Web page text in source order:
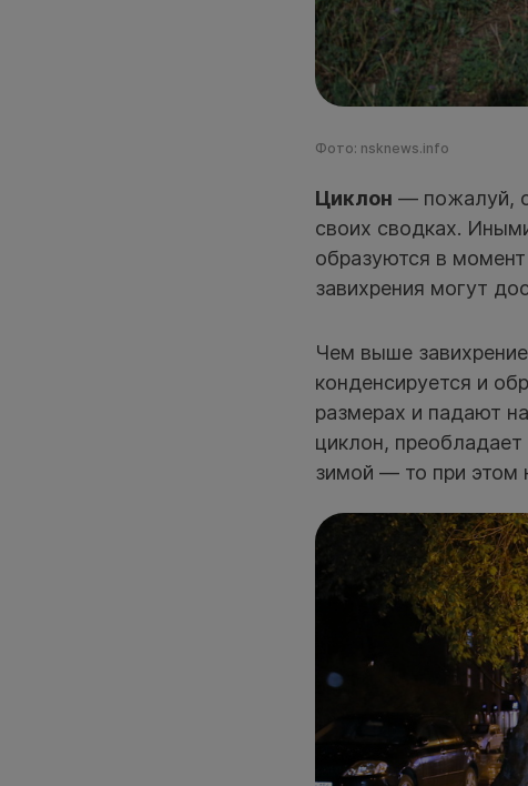
Фото: nsknews.info
Циклон — пожалуй,
своих сводках.
образуются в
завихрения могут
Чем выше
конденсируется и
размерах и падают
циклон,
зимой — то при этом